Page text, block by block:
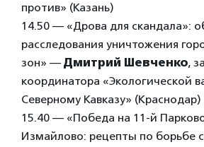
против» (Казань)
14.50 — «Дрова для скандала»:
расследования уничтожения
зон» — Дмитрий Шевченко,
координатора «Экологической
Северному Кавказу» (Краснодар)
15.40 — «Победа на 11-й
Измайлово: рецепты по борьбе